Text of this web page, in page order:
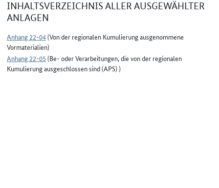
INHALTSVERZEICHNIS ALLER AUSGEWÄHLTER
ANLAGEN
Anhang 22-04(Von der regionalen Kumulierung ausgenommene
Vormaterialien)
Anhang 22-05 (Be- oder Verarbeitungen, die von der regionalen
Kumulierung ausgeschlossen sind (APS) )